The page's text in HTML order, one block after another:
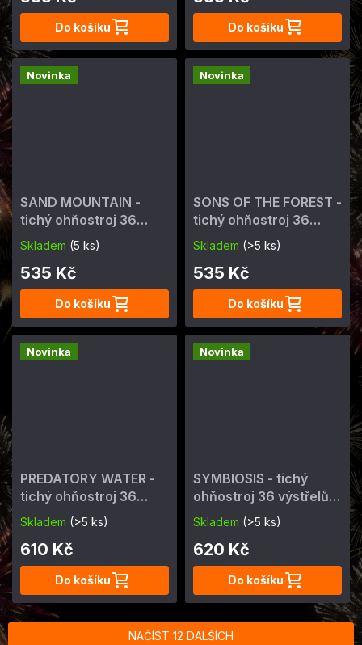
Do košíku Do košíku
Novinka
SAND MOUNTAIN -
tichý ohňostroj 36
výstřelů, cal. 20 mm
Skladem (5 ks)
535 Kč
Do košíku
Novinka
SONS OF THE FOREST -
tichý ohňostroj 36
výstřelů, cal. 20 mm
Skladem (>5 ks)
535 Kč
Do košíku
Novinka
PREDATORY WATER -
tichý ohňostroj 36
výstřelů, cal. 20 mm
Skladem (>5 ks)
610 Kč
Do košíku
Novinka
SYMBIOSIS - tichý
ohňostroj 36 výstřelů,
cal. 20 mm
Skladem (>5 ks)
620 Kč
Do košíku
NAČÍST 12 DALŠÍCH